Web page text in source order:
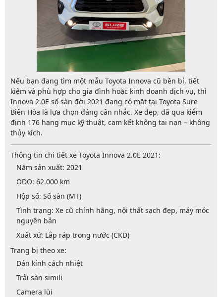
Nếu bạn đang tìm một mẫu Toyota Innova cũ bền bỉ, tiết
kiệm và phù hợp cho gia đình hoặc kinh doanh dịch vụ, thì
Innova 2.0E số sàn đời 2021 đang có mặt tại Toyota Sure
Biên Hòa là lựa chọn đáng cân nhắc. Xe đẹp, đã qua kiểm
định 176 hạng mục kỹ thuật, cam kết không tai nạn – không
thủy kích.
Thông tin chi tiết xe Toyota Innova 2.0E 2021:
Năm sản xuất: 2021
ODO: 62.000 km
Hộp số: Số sàn (MT)
Tình trạng: Xe cũ chính hãng, nội thất sạch đẹp, máy móc
nguyên bản
Xuất xứ: Lắp ráp trong nước (CKD)
Trang bị theo xe:
Dán kính cách nhiệt
Trải sàn simili
Camera lùi